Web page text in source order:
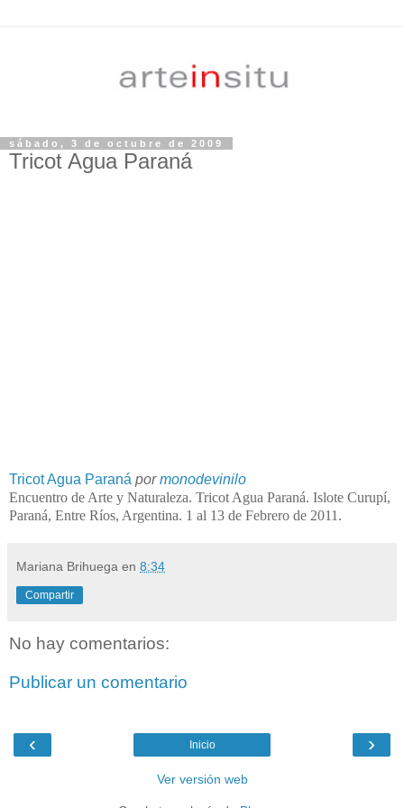
sábado, 3 de octubre de 2009
Tricot Agua Paraná
Tricot Agua Paraná pormonodevinilo
Encuentro de Arte y Naturaleza. Tricot Agua Paraná. Islote Curupí,
Paraná, Entre Ríos, Argentina. 1 al 13 de Febrero de 2011.
Mariana Brihuega en 8:34
Compartir
No hay comentarios:
Publicar un comentario
‹ ›
Inicio
Ver versión web